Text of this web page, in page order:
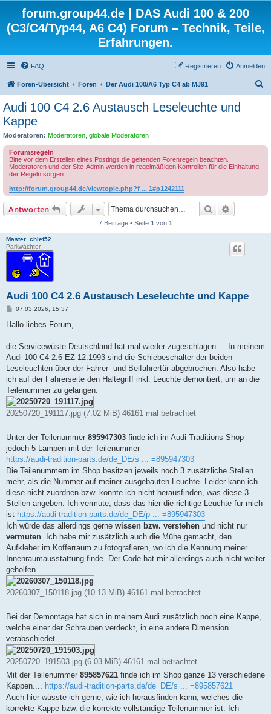
forum.group44.de | DAS Audi 100 & 200
(C3/C4/Typ44, A6 C4) Forum – Technik, Teile,
Erfahrungen.
FAQ Anmelden
Registrieren
Foren-Übersicht Foren Der Audi 100/A6 Typ C4 ab MJ91
Audi 100 C4 2.6 Austausch Leseleuchte und
Kappe
Moderatoren: Moderatoren globale Moderatoren
Forumsregeln
Bitte vor dem Erstellen eines Postings die geltenden Forenregeln beachten.
Moderatoren und der Site-Admin werden in regelmäßigen Kontrollen für die Einhaltung
der Regeln sorgen.
http://forum.group44.de/viewtopic.php?f ... 1#p1242111
Antworten Suche
7 Beiträge • Seite 1 von 1
Master_chief52
Parkwächter
Audi 100 C4 2.6 Austausch Leseleuchte und Kappe
B
i
a
07.03.2026, 15:37
Hallo liebes Forum,
die Servicewüste Deutschland hat mal wieder zugeschlagen.... In meinem
Audi 100 C4 2.6 EZ 12.1993 sind die Schiebeschalter der beiden
Leseleuchten über der Fahrer- und Beifahrertür abgebrochen. Also habe
ich auf der Fahrerseite den Haltegriff inkl. Leuchte demontiert, um an die
Teilenummer zu gelangen.
20250720_191117.jpg (7.02 MiB) 46161 mal betrachtet
Unter der Teilenummer 895947303 finde ich im Audi Traditions Shop
jedoch 5 Lampen mit der Teilenummer
https://audi-tradition-parts.de/de_DE/s ... =895947303
Die Teilenummern im Shop besitzen jeweils noch 3 zusätzliche Stellen
mehr, als die Nummer auf meiner ausgebauten Leuchte. Leider kann ich
diese nicht zuordnen bzw. konnte ich nicht herausfinden, was diese 3
Stellen angeben. Ich vermute, dass das hier die richtige Leuchte für mich
ist https://audi-tradition-parts.de/de_DE/p ... =895947303
Ich würde das allerdings gerne wissen bzw. verstehen und nicht nur
vermuten. Ich habe mir zusätzlich auch die Mühe gemacht, den
Aufkleber im Kofferraum zu fotografieren, wo ich die Kennung meiner
Innenraumausstattung finde. Der Code hat mir allerdings auch nicht weiter
geholfen.
20260307_150118.jpg (10.13 MiB) 46161 mal betrachtet
Bei der Demontage hat sich in meinem Audi zusätzlich noch eine Kappe,
welche einer der Schrauben verdeckt, in eine andere Dimension
verabschiedet.
20250720_191503.jpg (6.03 MiB) 46161 mal betrachtet
Mit der Teilenummer 895857621 finde ich im Shop ganze 13 verschiedene
Kappen.... https://audi-tradition-parts.de/de_DE/s ... =895857621
Auch hier wüsste ich gerne, wie ich herausfinden kann, welches die
korrekte Kappe bzw. die korrekte vollständige Teilenummer ist. Ich